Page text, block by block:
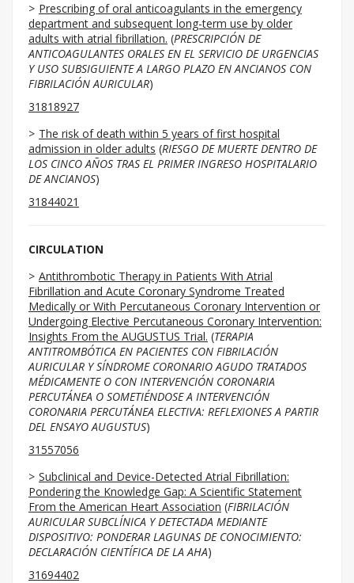
Prescribing of oral anticoagulants in the emergency
department and subsequent long-term use by older
adults with atrial fibrillation. (PRESCRIPCIÓN DE
ANTICOAGULANTES ORALES EN EL SERVICIO DE URGENCIAS
Y USO SUBSIGUIENTE A LARGO PLAZO EN ANCIANOS CON
FIBRILACIÓN AURICULAR)
31818927
The risk of death within 5 years of first hospital
admission in older adults (RIESGO DE MUERTE DENTRO DE
LOS CINCO AÑOS TRAS EL PRIMER INGRESO HOSPITALARIO
DE ANCIANOS)
31844021
CIRCULATION
Antithrombotic Therapy in Patients With Atrial
Fibrillation and Acute Coronary Syndrome Treated
Medically or With Percutaneous Coronary Intervention or
Undergoing Elective Percutaneous Coronary Intervention:
Insights From the AUGUSTUS Trial. (TERAPIA
ANTITROMBÓTICA EN PACIENTES CON FIBRILACIÓN
AURICULAR Y SÍNDROME CORONARIO AGUDO TRATADOS
MÉDICAMENTE O CON INTERVENCIÓN CORONARIA
PERCUTÁNEA O SOMETIÉNDOSE A INTERVENCIÓN
CORONARIA PERCUTÁNEA ELECTIVA: REFLEXIONES A PARTIR
DEL ENSAYO AUGUSTUS)
31557056
Subclinical and Device-Detected Atrial Fibrillation:
Pondering the Knowledge Gap: A Scientific Statement
From the American Heart Association (FIBRILACIÓN
AURICULAR SUBCLÍNICA Y DETECTADA MEDIANTE
DISPOSITIVO: PONDERAR LAGUNAS DE CONOCIMIENTO:
DECLARACIÓN CIENTÍFICA DE LA AHA)
31694402